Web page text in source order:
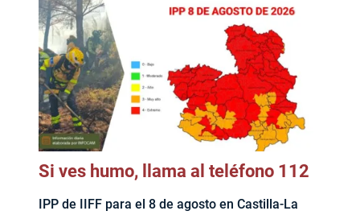
Si ves humo, llama al teléfono 112
IPP de IIFF para el 8 de agosto en Castilla-La